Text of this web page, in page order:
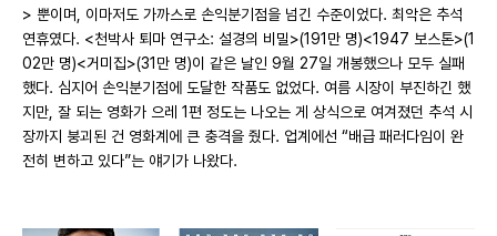
> 뿐이며, 이마저도 가까스로 손익분기점을 넘긴 수준이었다. 최악은 추석
연휴였다. <천박사 퇴마 연구소: 설경의 비밀>(191만 명)<1947 보스톤>(1
02만 명)<거미집>(31만 명)이 같은 날인 9월 27일 개봉했으나 모두 실패
했다. 심지어 손익분기점에 도달한 작품도 없었다. 여름 시장이 부진하긴 했
지만, 잘 되는 영화가 으레 1편 정도는 나오는 게 상식으로 여겨졌던 추석 시
장까지 붕괴된 건 영화계에 큰 충격을 줬다. 업계에선 “배급 패러다임이 완
전히 변하고 있다”는 얘기가 나왔다.